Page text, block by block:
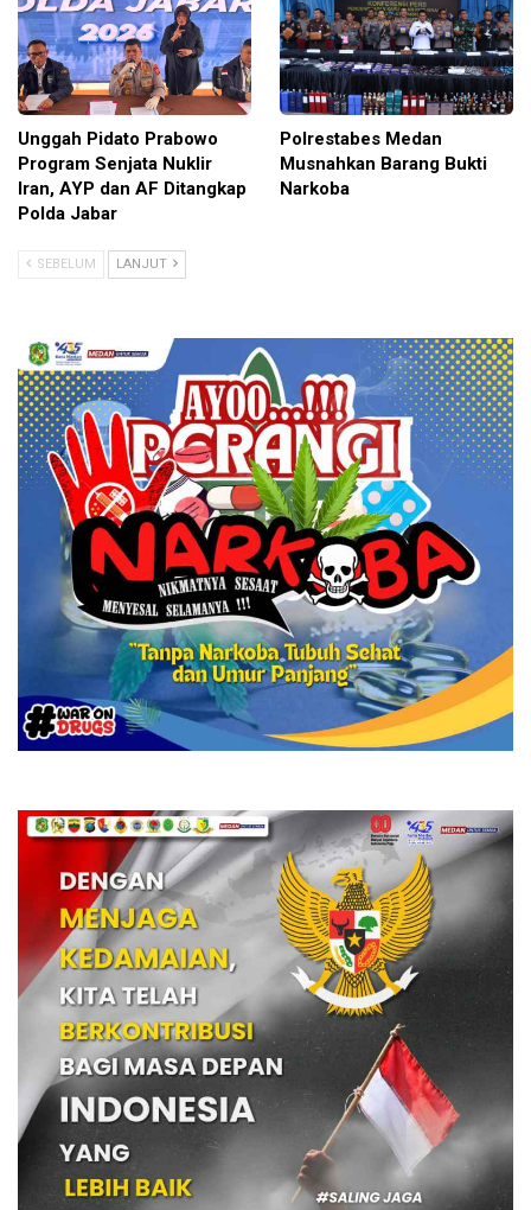
Unggah Pidato Prabowo
Program Senjata Nuklir
Iran, AYP dan AF Ditangkap
Polda Jabar
Polrestabes Medan
Musnahkan Barang Bukti
Narkoba
SEBELUM LANJUT